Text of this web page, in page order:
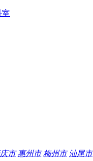
室
市 惠州市 梅州市 汕尾市